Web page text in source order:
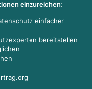
einzureichen:
einfacher
bereitstellen